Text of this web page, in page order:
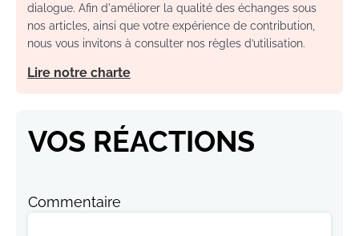
dialogue. Afin d'améliorer la qualité des échanges sous
nos articles, ainsi que votre expérience de contribution,
nous vous invitons à consulter nos règles d’utilisation.
Lire notre charte
VOS RÉACTIONS
Commentaire